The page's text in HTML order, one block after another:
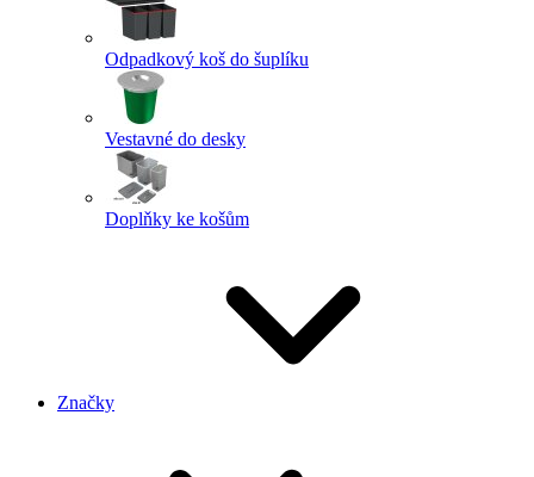
Odpadkový koš do šuplíku
Vestavné do desky
Doplňky ke košům
Značky